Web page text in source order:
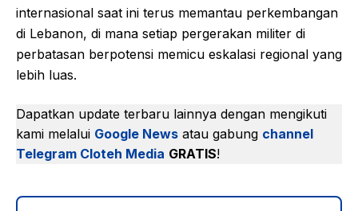
internasional saat ini terus memantau perkembangan
di Lebanon, di mana setiap pergerakan militer di
perbatasan berpotensi memicu eskalasi regional yang
lebih luas.
Dapatkan update terbaru lainnya dengan mengikuti
kami melalui Google News atau gabung channel
Telegram Cloteh Media GRATIS!